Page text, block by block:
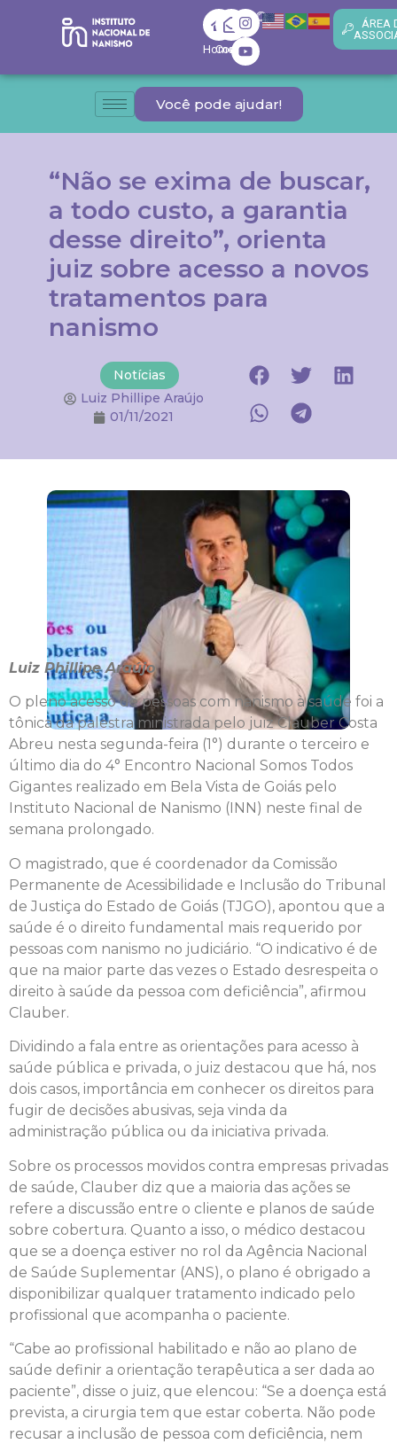
Home
Contato
ÁREA
Você pode ajudar!
“Não se exima de buscar,
a todo custo, a garantia
desse direito”, orienta
juiz sobre acesso a novos
tratamentos para
nanismo
Notícias
Luiz Phillipe Araújo
01/11/2021
Luiz Phillipe Araújo
O pleno acesso de pessoas com nanismo à saúde foi a
tônica da palestra ministrada pelo juiz Clauber Costa
Abreu nesta segunda-feira (1°) durante o terceiro e
último dia do 4° Encontro Nacional Somos Todos
Gigantes realizado em Bela Vista de Goiás pelo
Instituto Nacional de Nanismo (INN) neste final de
semana prolongado.
O magistrado, que é coordenador da Comissão
Permanente de Acessibilidade e Inclusão do Tribunal
de Justiça do Estado de Goiás (TJGO), apontou que a
saúde é o direito fundamental mais requerido por
pessoas com nanismo no judiciário. “O indicativo é de
que na maior parte das vezes o Estado desrespeita o
direito à saúde da pessoa com deficiência”, afirmou
Clauber.
Dividindo a fala entre as orientações para acesso à
saúde pública e privada, o juiz destacou que há, nos
dois casos, importância em conhecer os direitos para
fugir de decisões abusivas, seja vinda da
administração pública ou da iniciativa privada.
Sobre os processos movidos contra empresas privadas
de saúde, Clauber diz que a maioria das ações se
refere a discussão entre o cliente e planos de saúde
sobre cobertura. Quanto a isso, o médico destacou
que se a doença estiver no rol da Agência Nacional
de Saúde Suplementar (ANS), o plano é obrigado a
disponibilizar qualquer tratamento indicado pelo
profissional que acompanha o paciente.
“Cabe ao profissional habilitado e não ao plano de
saúde definir a orientação terapêutica a ser dada ao
paciente”, disse o juiz, que elencou: “Se a doença está
prevista, a cirurgia tem que estar coberta. Não pode
recusar a inclusão de pessoa com deficiência, nem